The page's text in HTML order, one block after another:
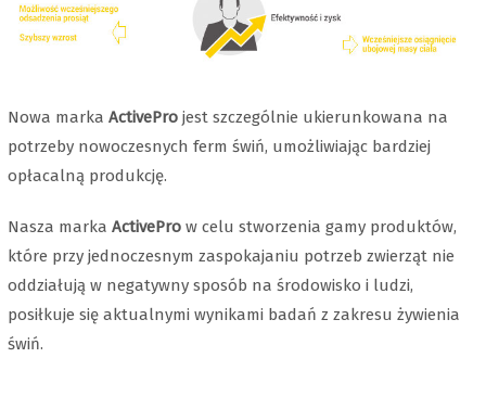
Nowa marka ActiveProjest szczególnie ukierunkowana na
potrzeby nowoczesnych ferm świń, umożliwiając bardziej
opłacalną produkcję.
Nasza marka ActiveProw celu stworzenia gamy produktów,
które przy jednoczesnym zaspokajaniu potrzeb zwierząt nie
oddziałują w negatywny sposób na środowisko i ludzi,
posiłkuje się aktualnymi wynikami badań z zakresu żywienia
świń.